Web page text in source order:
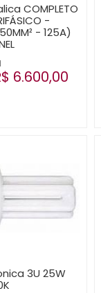
COMPLETO
-
- 125A)
6.600,00
3U 25W